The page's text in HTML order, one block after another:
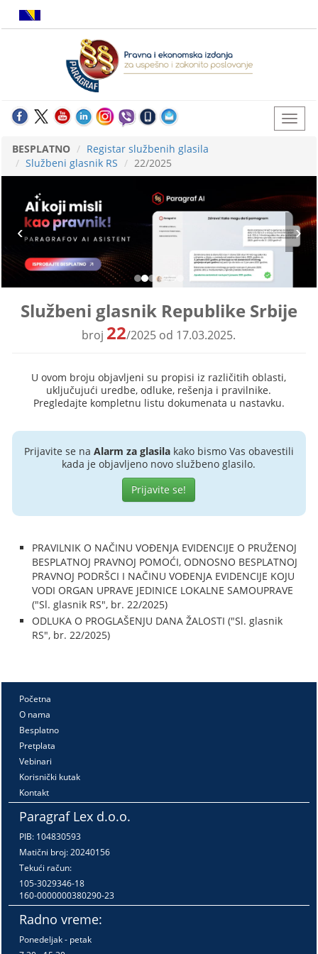
BESPLATNO
Registar službenih glasila
Službeni glasnik RS
22/2025
Službeni glasnik Republike Srbije
broj 22/2025 od 17.03.2025.
U ovom broju objavljeni su propisi iz različitih oblasti,
uključujući uredbe, odluke, rešenja i pravilnike.
Pregledajte kompletnu listu dokumenata u nastavku.
Prijavite se na Alarm za glasilakako bismo Vas obavestili
kada je objavljeno novo službeno glasilo.
Prijavite se!
PRAVILNIK O NAČINU VOĐENJA EVIDENCIJE O PRUŽENOJ
BESPLATNOJ PRAVNOJ POMOĆI, ODNOSNO BESPLATNOJ
PRAVNOJ PODRŠCI I NAČINU VOĐENJA EVIDENCIJE KOJU
VODI ORGAN UPRAVE JEDINICE LOKALNE SAMOUPRAVE
("Sl. glasnik RS", br. 22/2025)
ODLUKA O PROGLAŠENJU DANA ŽALOSTI ("Sl. glasnik
RS", br. 22/2025)
Početna
O nama
Besplatno
Pretplata
Vebinari
Korisnički kutak
Kontakt
Paragraf Lex d.o.o.
PIB: 104830593
Matični broj: 20240156
Tekući račun:
105-3029346-18
160-0000000380290-23
Radno vreme:
Ponedeljak - petak